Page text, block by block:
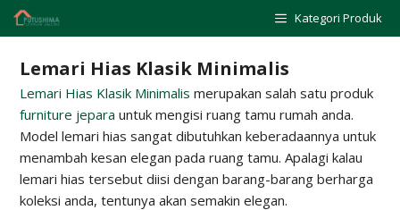
Skip
Kategori Produk
Lemari Hias Klasik Minimalis
Lemari Hias Klasik Minimalis merupakan salah satu produk
furniture jepara untuk mengisi ruang tamu rumah anda.
Model lemari hias sangat dibutuhkan keberadaannya untuk
menambah kesan elegan pada ruang tamu. Apalagi kalau
lemari hias tersebut diisi dengan barang-barang berharga
koleksi anda, tentunya akan semakin elegan.